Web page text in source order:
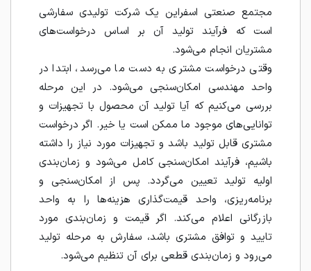
مجتمع صنعتی اسفراین یک شرکت تولیدی سفارشی
است که فرآیند تولید آن بر اساس درخواست‌های
مشتریان انجام می‌شود.
وقتی درخواست مشتری به دست ما می‌رسد، ابتدا در
واحد مهندسی امکان‌سنجی می‌شود. در این مرحله
بررسی می‌کنیم که آیا تولید آن محصول با تجهیزات و
توانایی‌های موجود ما ممکن است یا خیر. اگر درخواست
مشتری قابل تولید باشد و تجهیزات مورد نیاز را داشته
باشیم، فرآیند امکان‌سنجی کامل می‌شود و زمان‌بندی
اولیه تولید تعیین می‌گردد. پس از امکان‌سنجی و
برنامه‌ریزی، واحد قیمت‌گذاری هزینه‌ها را به واحد
بازرگانی اعلام می‌کند. اگر قیمت و زمان‌بندی مورد
تایید و توافق مشتری باشد، سفارش به مرحله تولید
می‌رود و زمان‌بندی قطعی برای آن تنظیم می‌شود.